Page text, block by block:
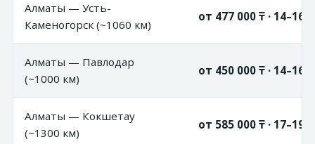
Алматы — Усть-
Каменогорск (~1060 км)
от 477 000 ₸ · 14–16
Алматы — Павлодар
(~1000 км)
от 450 000 ₸ · 14–16
Алматы — Кокшетау
(~1300 км)
от 585 000 ₸ · 17–19